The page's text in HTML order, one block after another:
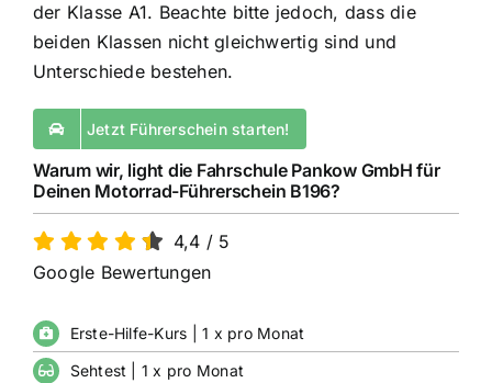
der Klasse A1. Beachte bitte jedoch, dass die
beiden Klassen nicht gleichwertig sind und
Unterschiede bestehen.
Jetzt Führerschein starten!
Warum wir, light die Fahrschule Pankow GmbH für
Deinen Motorrad-Führerschein B196?
4,4 / 5
Google Bewertungen
Erste-Hilfe-Kurs | 1 x pro Monat
Sehtest | 1 x pro Monat